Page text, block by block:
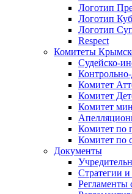
Логотип
Логотип
Логотип
Respect
Комитеты
Судейско-
Комитет
Комитет
Комитет
Комитет по
Комитет по
Документы
Стратегии